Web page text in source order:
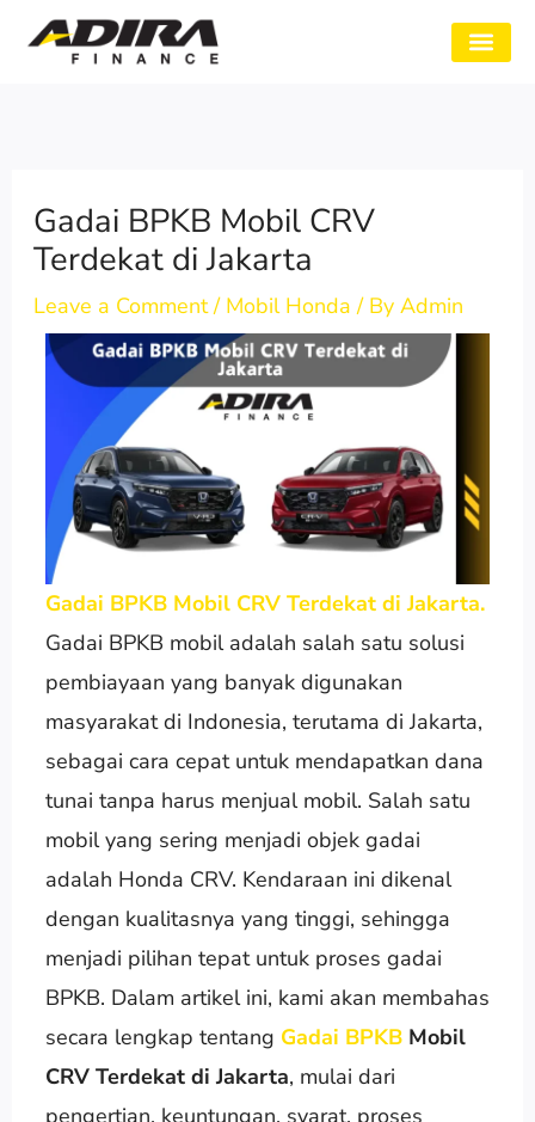
Gadai BPKB Mobil CRV
Terdekat di Jakarta
Leave a Comment / Mobil Honda / By Admin
Gadai BPKB Mobil CRV Terdekat di Jakarta.
Gadai BPKB mobil adalah salah satu solusi
pembiayaan yang banyak digunakan
masyarakat di Indonesia, terutama di Jakarta,
sebagai cara cepat untuk mendapatkan dana
tunai tanpa harus menjual mobil. Salah satu
mobil yang sering menjadi objek gadai
adalah Honda CRV. Kendaraan ini dikenal
dengan kualitasnya yang tinggi, sehingga
menjadi pilihan tepat untuk proses gadai
BPKB. Dalam artikel ini, kami akan membahas
secara lengkap tentang Gadai BPKBMobil
CRV Terdekat di Jakarta, mulai dari
pengertian, keuntungan, syarat, proses